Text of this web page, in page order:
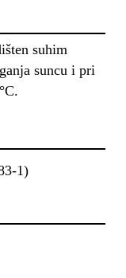
suhim
suncu i pri
1)